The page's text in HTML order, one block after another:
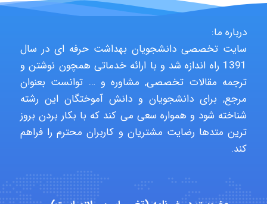
shbnm72
Minoo1375
Sara
درباره ما:
سایت تخصصی دانشجویان بهداشت حرفه ای در سال
1391 راه اندازه شد و با ارائه خدماتی همچون نوشتن و
ترجمه مقالات تخصصی, مشاوره و … توانست بعنوان
مرجع, برای دانشجویان و دانش آموختگان این رشته
شناخته شود و همواره سعی می کند که با بکار بردن بروز
ترین متدها رضایت مشتریان و کاربران محترم را فراهم
کند.